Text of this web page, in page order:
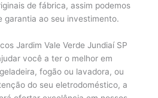
de fábrica, assim podemos
garantia ao seu investimento.
Jardim Vale Verde Jundiaí SP
você a ter o melhor em
fogão ou lavadora, ou
do seu eletrodoméstico, a